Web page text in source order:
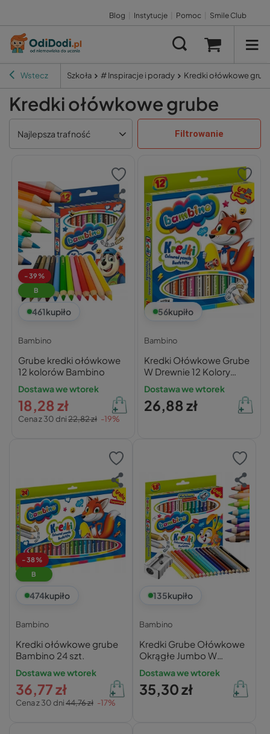
Blog Instytucje Pomoc Smile Club
Wstecz Szkoła # Inspiracje i porady Kredki ołówkowe
Kredki ołówkowe grube
Najlepsza trafność Filtrowanie
-39%
B
461kupiło
Bambino
Grube kredki ołówkowe
12 kolorów Bambino
Dostawa we wtorek
Cena z 30 dni22,82 zł -19%
18,28 zł
56kupiło
Bambino
Kredki Ołówkowe Grube
W Drewnie 12 Kolory
Złota Srebrna +
Metalowa Temperówka
Dostawa we wtorek
26,88 zł
-38%
B
474kupiło
Bambino
Kredki ołówkowe grube
Bambino 24 szt.
Dostawa we wtorek
Cena z 30 dni44,76 zł -17%
36,77 zł
135kupiło
Bambino
Kredki Grube Ołówkowe
Okrągłe Jumbo W
Drewnie 18 Kolorów
Temperówka
Dostawa we wtorek
35,30 zł